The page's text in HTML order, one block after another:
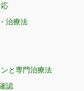
治療法
と専門治療法
認